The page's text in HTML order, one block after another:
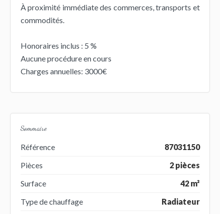
À proximité immédiate des commerces, transports et
commodités.
Honoraires inclus : 5 %
Aucune procédure en cours
Charges annuelles: 3000€
Sommaire
Référence
87031150
Pièces
2 pièces
Surface
42 m²
Type de chauffage
Radiateur